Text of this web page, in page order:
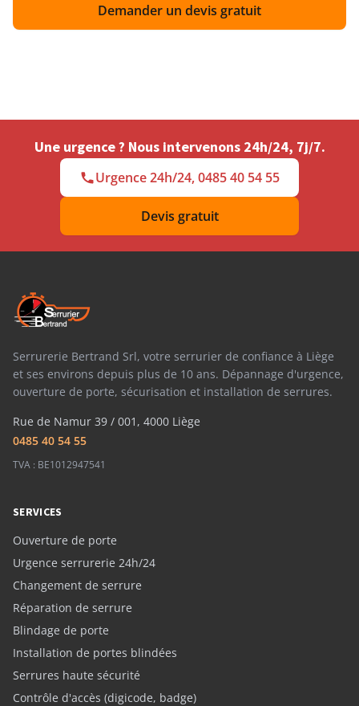
Demander un devis gratuit
Une urgence ? Nous intervenons 24h/24, 7j/7.
Urgence 24h/24, 0485 40 54 55
Devis gratuit
Serrurerie Bertrand Srl, votre serrurier de confiance à Liège
et ses environs depuis plus de 10 ans. Dépannage d'urgence,
ouverture de porte, sécurisation et installation de serrures.
Rue de Namur 39 / 001, 4000 Liège
0485 40 54 55
TVA : BE1012947541
SERVICES
Ouverture de porte
Urgence serrurerie 24h/24
Changement de serrure
Réparation de serrure
Blindage de porte
Installation de portes blindées
Serrures haute sécurité
Contrôle d'accès (digicode, badge)